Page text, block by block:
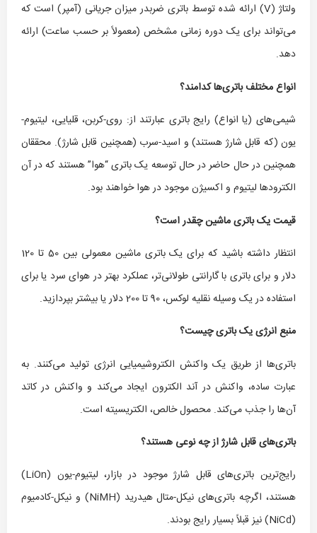
ولتاژ (V) ارائه شده توسط باتری ضربدر میزان جریانی (آمپر) است که
می‌تواند برای یک دوره زمانی مشخص (معمولاً بر حسب ساعت) ارائه
دهد.
انواع مختلف باتری‌ها کدامند؟
شیمی‌های (یا انواع) رایج باتری عبارتند از: روی-کربن، قلیایی، لیتیوم-
یون (که قابل شارژ هستند) و اسید-سرب (همچنین قابل شارژ). محققان
همچنین در حال حاضر در حال توسعه یک باتری “هوا” هستند که در آن
الکترودها لیتیوم و اکسیژن موجود در هوا خواهند بود.
قیمت یک باتری ماشین چقدر است؟
انتظار داشته باشید که برای یک باتری ماشین معمولی بین 50 تا 120
دلار و برای باتری با گارانتی طولانی‌تر، عملکرد بهتر در هوای سرد یا برای
استفاده در یک وسیله نقلیه لوکس، 90 تا 200 دلار یا بیشتر بپردازید.
منبع انرژی یک باتری چیست؟
باتری‌ها از طریق یک واکنش الکتروشیمیایی انرژی تولید می‌کنند. به
عبارت ساده، واکنش در آند الکترون ایجاد می‌کند و واکنش در کاتد
آن‌ها را جذب می‌کند. محصول خالص، الکتریسیته است.
باتری‌های قابل شارژ از چه نوعی هستند؟
رایج‌ترین باتری‌های قابل شارژ موجود در بازار، لیتیوم-یون (LiOn)
هستند، اگرچه باتری‌های نیکل-متال هیدرید (NiMH) و نیکل-کادمیوم
(NiCd) نیز قبلاً بسیار رایج بودند.